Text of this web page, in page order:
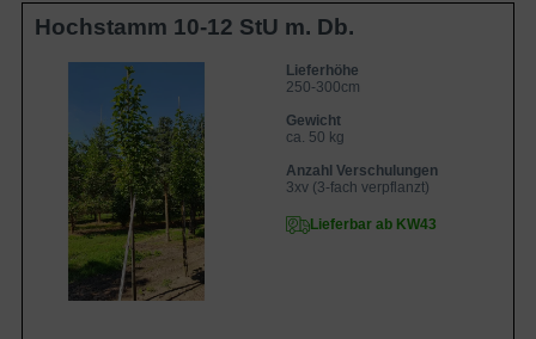
Hochstamm 10-12 StU m. Db.
Lieferhöhe
250-300cm
Gewicht
ca. 50 kg
Anzahl Verschulungen
3xv (3-fach verpflanzt)
Lieferbar ab KW43